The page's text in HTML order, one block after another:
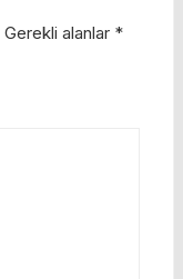
Gerekli alanlar *